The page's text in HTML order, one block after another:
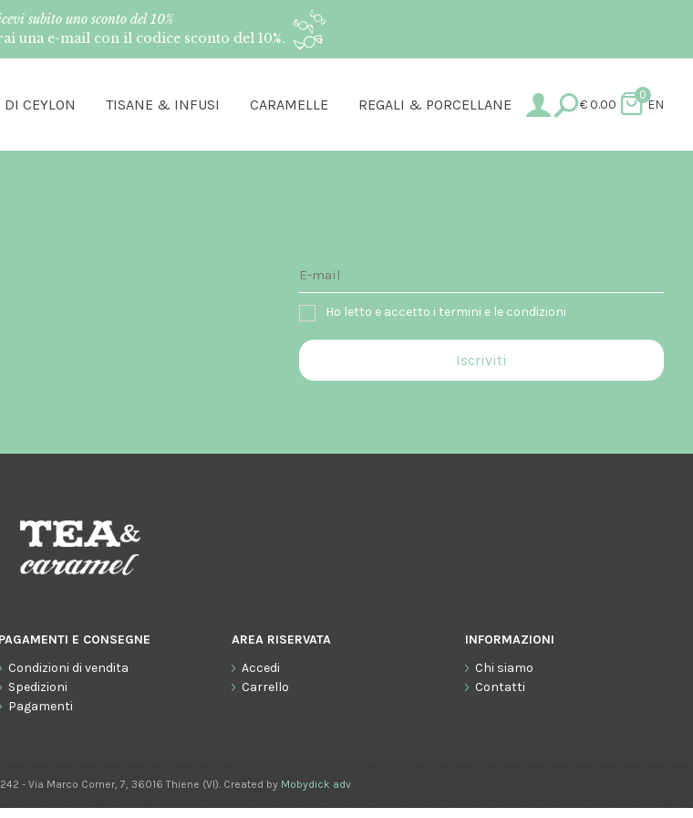
subito uno sconto del 10%
una e-mail con il codice sconto del 10%.
DI CEYLON TISANE & INFUSI CARAMELLE REGALI & PORCELLANE € 0.00
0
EN
Ho letto e accetto i termini e le condizioni
PAGAMENTI E CONSEGNE
Condizioni di vendita
Spedizioni
Pagamenti
AREA RISERVATA
Accedi
Carrello
INFORMAZIONI
Chi siamo
Contatti
- Via Marco Corner, 7, 36016 Thiene (VI). Created by Mobydick adv
dal 8 al 16 agosto compresi